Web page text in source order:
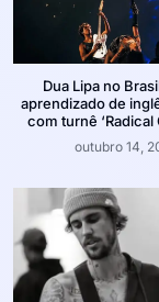
Dua Lipa no
aprendizado de
com turnê ‘Radical
outubro 14,